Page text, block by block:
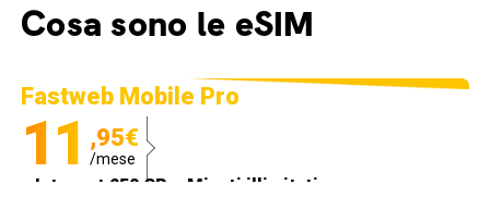
Cosa sono le eSIM
Fastweb Mobile Pro
11 ,95€
/mese
Internet 250 GB e Minuti illimitati